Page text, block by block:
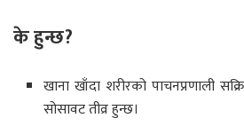
के हुन्छ?
खाना खाँदा शरीरको पाचनप्रणाली
सोसावट तीव्र हुन्छ।